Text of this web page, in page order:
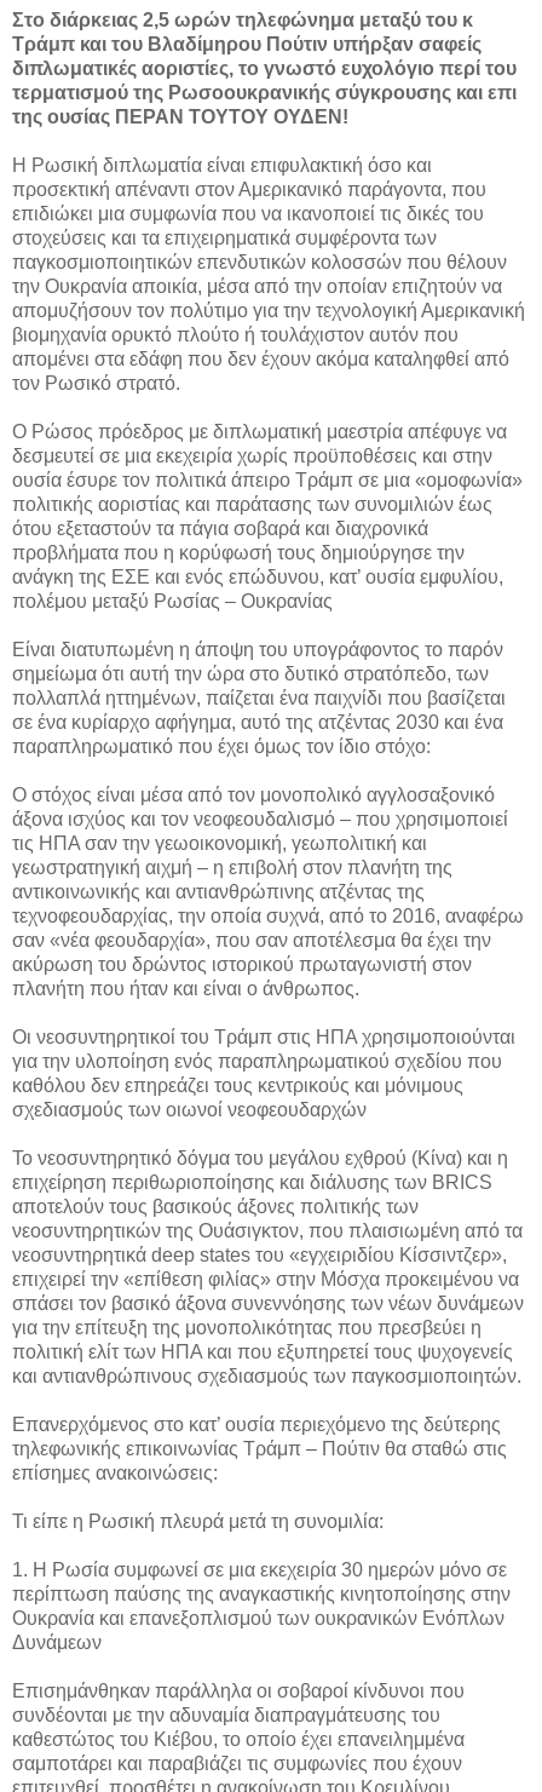
Στο διάρκειας 2,5 ωρών τηλεφώνημα μεταξύ του κ
Τράμπ και του Βλαδίμηρου Πούτιν υπήρξαν σαφείς
διπλωματικές αοριστίες, το γνωστό ευχολόγιο περί του
τερματισμού της Ρωσοουκρανικής σύγκρουσης και επι
της ουσίας ΠΕΡΑΝ ΤΟΥΤΟΥ ΟΥΔΕΝ!
Η Ρωσική διπλωματία είναι επιφυλακτική όσο και
προσεκτική απέναντι στον Αμερικανικό παράγοντα, που
επιδιώκει μια συμφωνία που να ικανοποιεί τις δικές του
στοχεύσεις και τα επιχειρηματικά συμφέροντα των
παγκοσμιοποιητικών επενδυτικών κολοσσών που θέλουν
την Ουκρανία αποικία, μέσα από την οποίαν επιζητούν να
απομυζήσουν τον πολύτιμο για την τεχνολογική Αμερικανική
βιομηχανία ορυκτό πλούτο ή τουλάχιστον αυτόν που
απομένει στα εδάφη που δεν έχουν ακόμα καταληφθεί από
τον Ρωσικό στρατό.
Ο Ρώσος πρόεδρος με διπλωματική μαεστρία απέφυγε να
δεσμευτεί σε μια εκεχειρία χωρίς προϋποθέσεις και στην
ουσία έσυρε τον πολιτικά άπειρο Τράμπ σε μια «ομοφωνία»
πολιτικής αοριστίας και παράτασης των συνομιλιών έως
ότου εξεταστούν τα πάγια σοβαρά και διαχρονικά
προβλήματα που η κορύφωσή τους δημιούργησε την
ανάγκη της ΕΣΕ και ενός επώδυνου, κατ’ ουσία εμφυλίου,
πολέμου μεταξύ Ρωσίας – Ουκρανίας
Είναι διατυπωμένη η άποψη του υπογράφοντος το παρόν
σημείωμα ότι αυτή την ώρα στο δυτικό στρατόπεδο, των
πολλαπλά ηττημένων, παίζεται ένα παιχνίδι που βασίζεται
σε ένα κυρίαρχο αφήγημα, αυτό της ατζέντας 2030 και ένα
παραπληρωματικό που έχει όμως τον ίδιο στόχο:
Ο στόχος είναι μέσα από τον μονοπολικό αγγλοσαξονικό
άξονα ισχύος και τον νεοφεουδαλισμό – που χρησιμοποιεί
τις ΗΠΑ σαν την γεωοικονομική, γεωπολιτική και
γεωστρατηγική αιχμή – η επιβολή στον πλανήτη της
αντικοινωνικής και αντιανθρώπινης ατζέντας της
τεχνοφεουδαρχίας, την οποία συχνά, από το 2016, αναφέρω
σαν «νέα φεουδαρχία», που σαν αποτέλεσμα θα έχει την
ακύρωση του δρώντος ιστορικού πρωταγωνιστή στον
πλανήτη που ήταν και είναι ο άνθρωπος.
Οι νεοσυντηρητικοί του Τράμπ στις ΗΠΑ χρησιμοποιούνται
για την υλοποίηση ενός παραπληρωματικού σχεδίου που
καθόλου δεν επηρεάζει τους κεντρικούς και μόνιμους
σχεδιασμούς των οιωνοί νεοφεουδαρχών
Το νεοσυντηρητικό δόγμα του μεγάλου εχθρού (Κίνα) και η
επιχείρηση περιθωριοποίησης και διάλυσης των BRICS
αποτελούν τους βασικούς άξονες πολιτικής των
νεοσυντηρητικών της Ουάσιγκτον, που πλαισιωμένη από τα
νεοσυντηρητικά deep states του «εγχειριδίου Κίσσιντζερ»,
επιχειρεί την «επίθεση φιλίας» στην Μόσχα προκειμένου να
σπάσει τον βασικό άξονα συνεννόησης των νέων δυνάμεων
για την επίτευξη της μονοπολικότητας που πρεσβεύει η
πολιτική ελίτ των ΗΠΑ και που εξυπηρετεί τους ψυχογενείς
και αντιανθρώπινους σχεδιασμούς των παγκοσμιοποιητών.
Επανερχόμενος στο κατ’ ουσία περιεχόμενο της δεύτερης
τηλεφωνικής επικοινωνίας Τράμπ – Πούτιν θα σταθώ στις
επίσημες ανακοινώσεις:
Τι είπε η Ρωσική πλευρά μετά τη συνομιλία:
1. Η Ρωσία συμφωνεί σε μια εκεχειρία 30 ημερών μόνο σε
περίπτωση παύσης της αναγκαστικής κινητοποίησης στην
Ουκρανία και επανεξοπλισμού των ουκρανικών Ενόπλων
Δυνάμεων
Επισημάνθηκαν παράλληλα οι σοβαροί κίνδυνοι που
συνδέονται με την αδυναμία διαπραγμάτευσης του
καθεστώτος του Κιέβου, το οποίο έχει επανειλημμένα
σαμποτάρει και παραβιάζει τις συμφωνίες που έχουν